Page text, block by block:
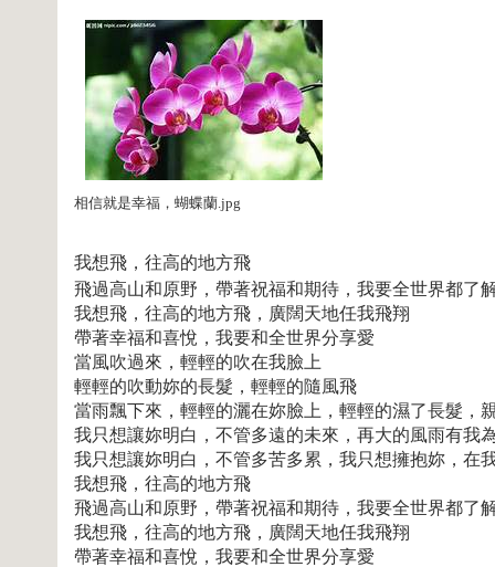
相信就是幸福，蝴蝶蘭.jpg
我想飛，往高的地方飛
飛過高山和原野，帶著祝福和期待，我要全世界都了
我想飛，往高的地方飛，廣闊天地任我飛翔
帶著幸福和喜悅，我要和全世界分享愛
當風吹過來，輕輕的吹在我臉上
輕輕的吹動妳的長髮，輕輕的隨風飛
當雨飄下來，輕輕的灑在妳臉上，輕輕的濕了長髮，
我只想讓妳明白，不管多遠的未來，再大的風雨有我
我只想讓妳明白，不管多苦多累，我只想擁抱妳，在
我想飛，往高的地方飛
飛過高山和原野，帶著祝福和期待，我要全世界都了
我想飛，往高的地方飛，廣闊天地任我飛翔
帶著幸福和喜悅，我要和全世界分享愛